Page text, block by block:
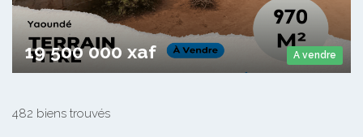
A vendre
19 500 000 xaf
482 biens trouvés